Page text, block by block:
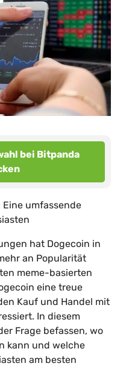
bei Bitpanda
Eine umfassende
hat Dogecoin in
an Popularität
meme-basierten
eine treue
Kauf und Handel mit
In diesem
Frage befassen, wo
kann und welche
am besten